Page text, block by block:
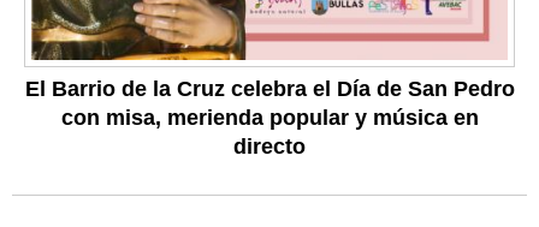
El Barrio de la Cruz celebra el Día de San Pedro
con misa, merienda popular y música en
directo